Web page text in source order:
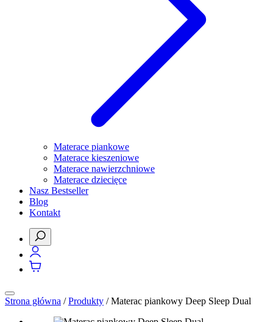
Materace piankowe
Materace kieszeniowe
Materace nawierzchniowe
Materace dziecięce
Nasz Bestseller
Blog
Kontakt
Strona główna /Produkty /Materac piankowy Deep Sleep Dual